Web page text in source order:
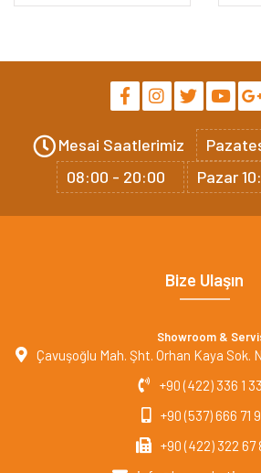
Mesai Saatlerimiz
08:00 - 20:00
Pazar
Bize Ulaşın
Showroom &
Çavuşoğlu Mah. Şht. Orhan Kaya Sok.
+90 (422) 336 1
+90 (537) 666 71
+90 (422) 322 67